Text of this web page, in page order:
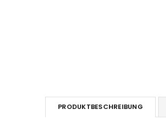
PRODUKTBESCHREIBUNG